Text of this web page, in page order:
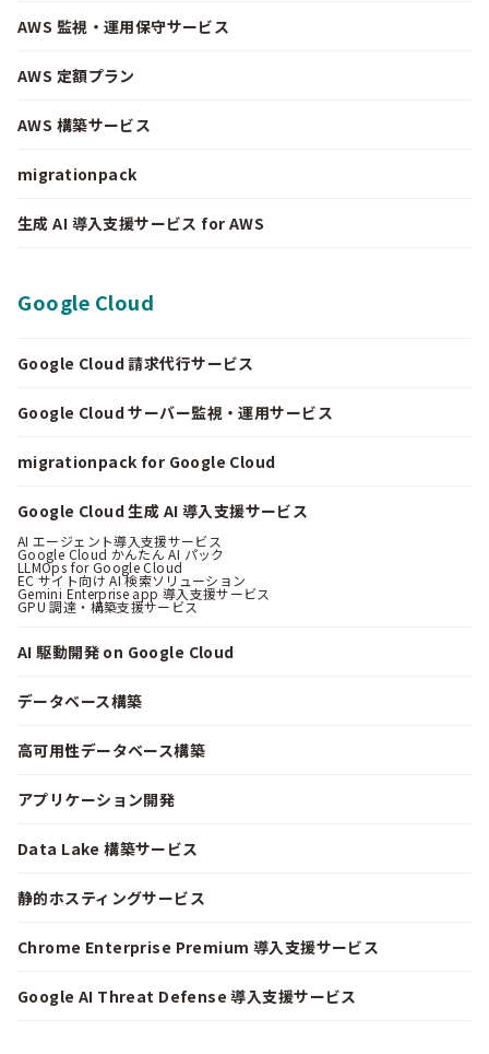
AWS 監視・運用保守サービス
AWS 定額プラン
AWS 構築サービス
migrationpack
生成 AI 導入支援サービス for AWS
Google Cloud
Google Cloud 請求代行サービス
Google Cloud サーバー監視・運用サービス
migrationpack for Google Cloud
Google Cloud 生成 AI 導入支援サービス
AI エージェント導入支援サービス
Google Cloud かんたん AI パック
LLMOps for Google Cloud
EC サイト向け AI 検索ソリューション
Gemini Enterprise app 導入支援サービス
GPU 調達・構築支援サービス
AI 駆動開発 on Google Cloud
データベース構築
高可用性データベース構築
アプリケーション開発
Data Lake 構築サービス
静的ホスティングサービス
Chrome Enterprise Premium 導入支援サービス
Google AI Threat Defense 導入支援サービス